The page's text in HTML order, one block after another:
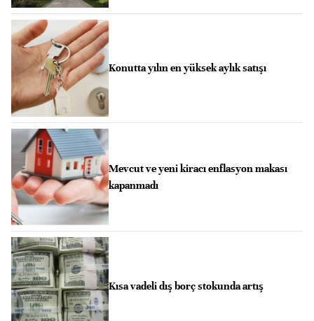
Konutta yılın en yüksek aylık satışı
Mevcut ve yeni kiracı enflasyon makası
kapanmadı
Kısa vadeli dış borç stokunda artış